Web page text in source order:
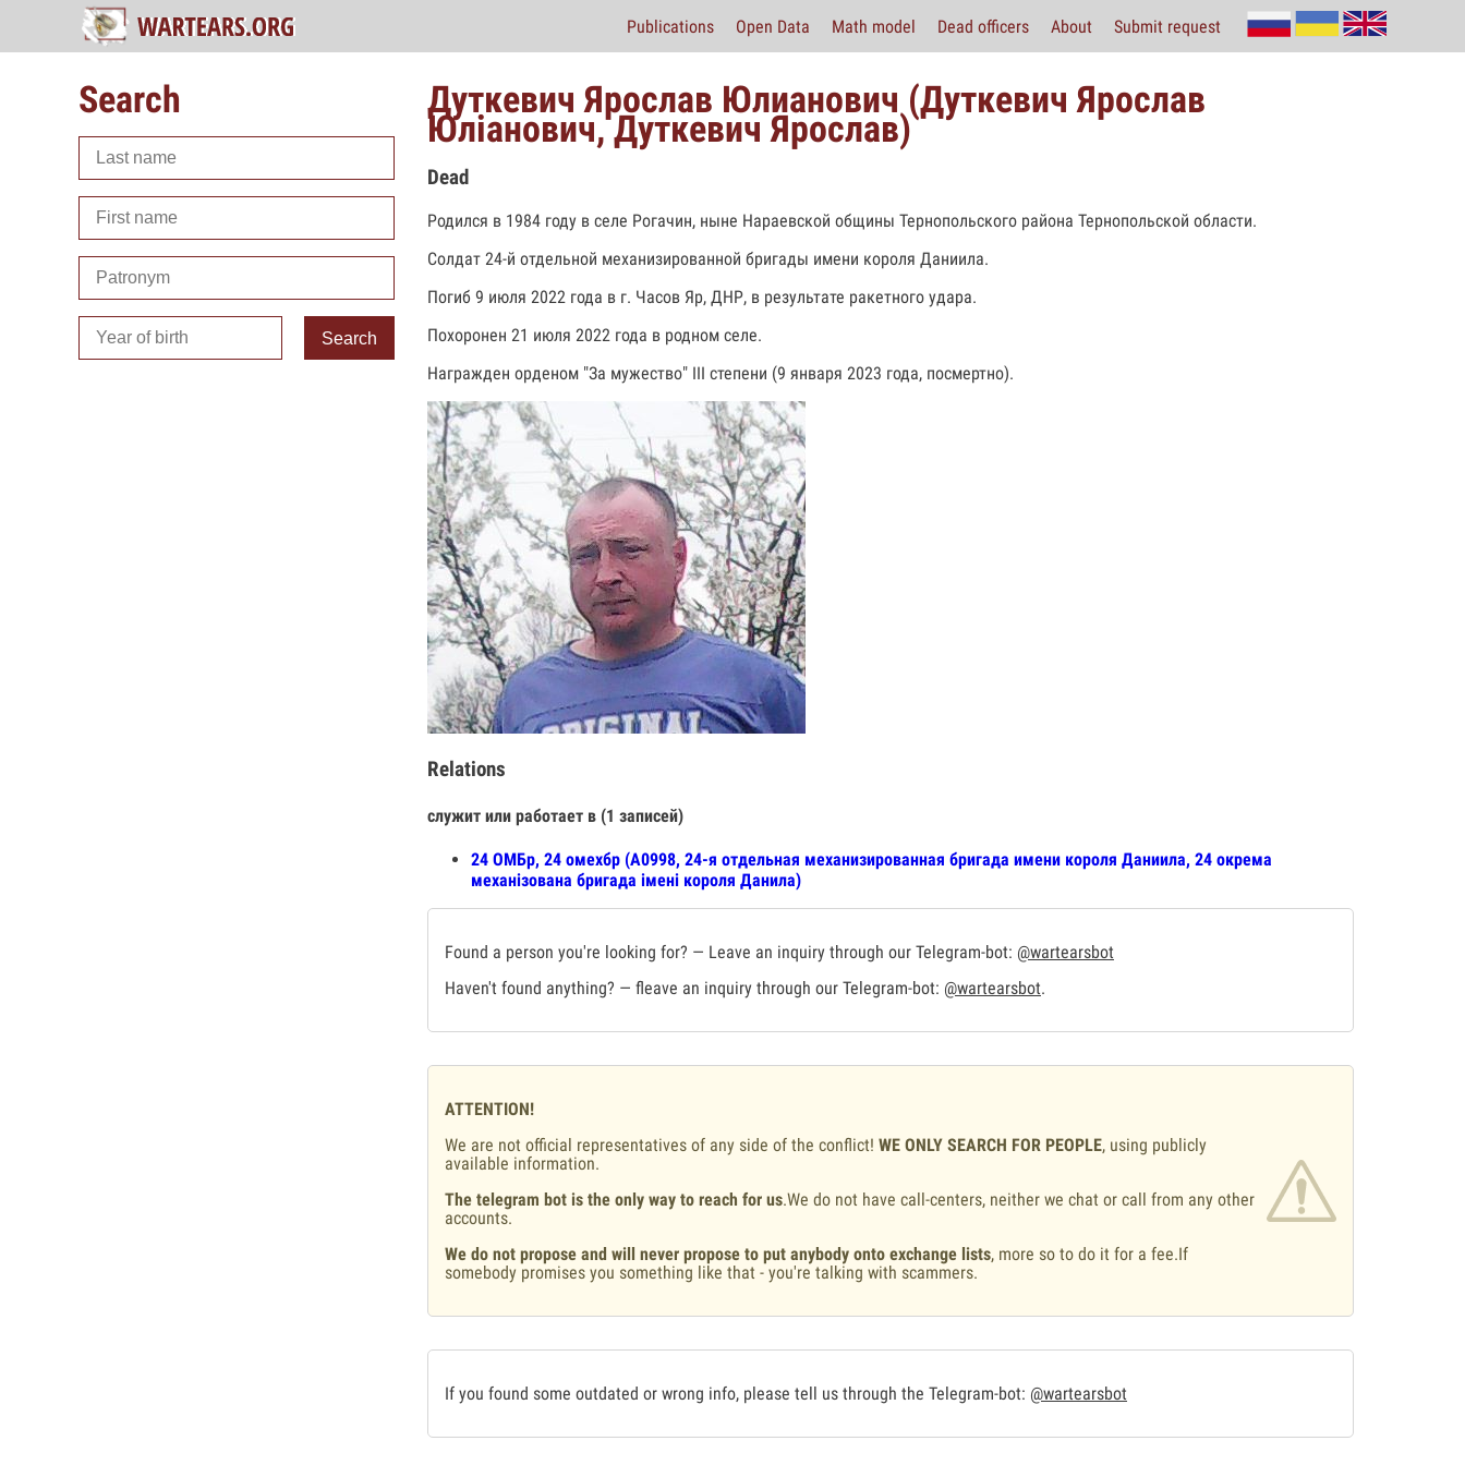
Publications Open Data Math model Dead officers About Submit request
Search
Search
Дуткевич Ярослав Юлианович (Дуткевич Ярослав
Юліанович, Дуткевич Ярослав)
Dead
Родился в 1984 году в селе Рогачин, ныне Нараевской общины Тернопольского района Тернопольской области.
Солдат 24-й отдельной механизированной бригады имени короля Даниила.
Погиб 9 июля 2022 года в г. Часов Яр, ДНР, в результате ракетного удара.
Похоронен 21 июля 2022 года в родном селе.
Награжден орденом "За мужество" III степени (9 января 2023 года, посмертно).
Relations
служит или работает в (1 записей)
24 ОМБр, 24 омехбр (А0998, 24-я отдельная механизированная бригада имени короля Даниила, 24 окрема
механізована бригада імені короля Данила)
Found a person you're looking for? — Leave an inquiry through our Telegram-bot: @wartearsbot
Haven't found anything? — fleave an inquiry through our Telegram-bot: @wartearsbot.
ATTENTION!
We are not official representatives of any side of the conflict! WE ONLY SEARCH FOR PEOPLE, using publicly
available information.
The telegram bot is the only way to reach for us.We do not have call-centers, neither we chat or call from any other
accounts.
We do not propose and will never propose to put anybody onto exchange lists, more so to do it for a fee.If
somebody promises you something like that - you're talking with scammers.
If you found some outdated or wrong info, please tell us through the Telegram-bot: @wartearsbot